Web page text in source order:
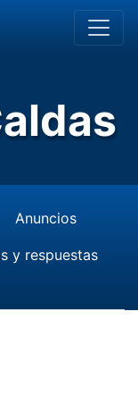
Anuncios
y respuestas